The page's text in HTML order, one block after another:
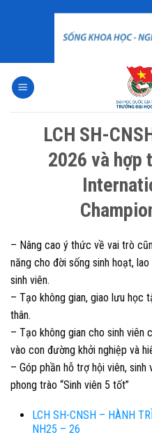
LCH SH-
2026 và hợp
– Nâng cao ý thức về vai trò
năng cho đời sống sinh hoạt,
sinh viên.
– Tạo không gian, giao lưu học
thân.
– Tạo không gian cho sinh viên
vào con đường khởi nghiệp và
– Góp phần hỗ trợ hội viên, sinh
phong trào “Sinh viên 5 tốt”
LCH SH-CNSH – HÀNH
NH25 – 26